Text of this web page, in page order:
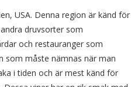
USA. Denna region är känd för
druvsorter som
och restauranger som
som måste nämnas när man
i tiden och är mest känd för